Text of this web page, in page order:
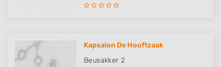
Kapsalon De Hooftzaak
Beusakker 2